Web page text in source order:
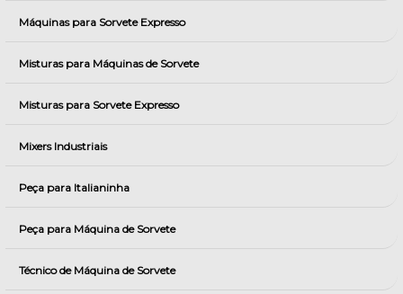
Máquinas para Sorvete Expresso
Misturas para Máquinas de Sorvete
Misturas para Sorvete Expresso
Mixers Industriais
Peça para Italianinha
Peça para Máquina de Sorvete
Técnico de Máquina de Sorvete